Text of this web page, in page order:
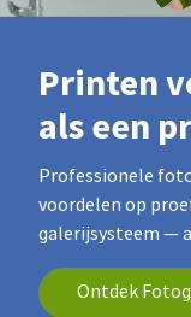
Printen
als een
Professionele
voordelen op
galerijsysteem —
Ontdek